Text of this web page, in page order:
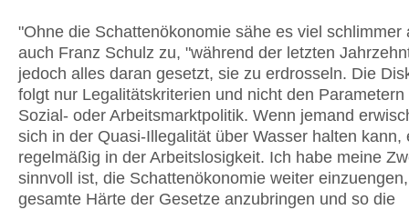
"Ohne die Schattenökonomie sähe es viel schlimmer
auch Franz Schulz zu, "während der letzten
jedoch alles daran gesetzt, sie zu erdrosseln. Die
folgt nur Legalitätskriterien und nicht den Parametern
Sozial- oder Arbeitsmarktpolitik. Wenn jemand
sich in der Quasi-Illegalität über Wasser halten kann,
regelmäßig in der Arbeitslosigkeit. Ich habe meine
sinnvoll ist, die Schattenökonomie weiter
gesamte Härte der Gesetze anzubringen und so die